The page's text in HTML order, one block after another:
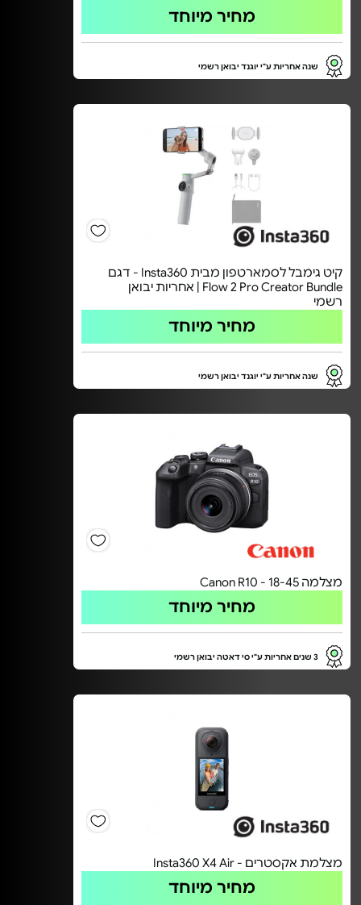
מחיר מיוחד
שנה אחריות ע"י יוגנד יבואן רשמי
קיט גימבל לסמארטפון מבית Insta360 - דגם
Flow 2 Pro Creator Bundle | אחריות יבואן
רשמי
מחיר מיוחד
שנה אחריות ע"י יוגנד יבואן רשמי
מצלמה Canon R10 - 18-45
מחיר מיוחד
3 שנים אחריות ע"י סי דאטה יבואן רשמי
מצלמת אקסטרים - Insta360 X4 Air
מחיר מיוחד